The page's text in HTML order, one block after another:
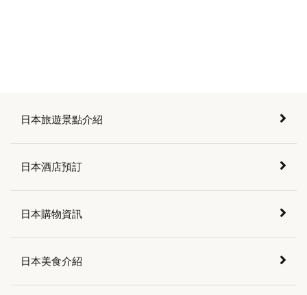
日本旅遊景點介紹
日本酒店預訂
日本購物資訊
日本美食介紹